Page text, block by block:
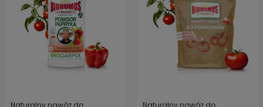
Naturalny nawóz do
Naturalny nawóz do